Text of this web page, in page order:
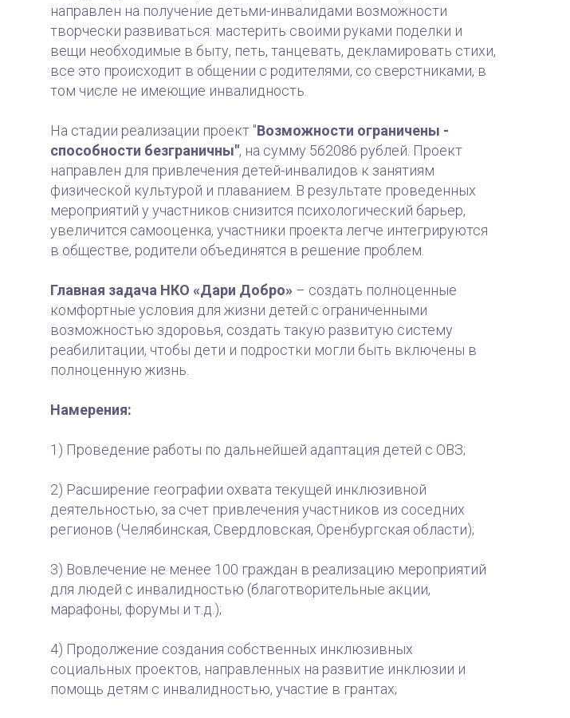
направлен на получение детьми-инвалидами возможности
творчески развиваться: мастерить своими руками поделки и
вещи необходимые в быту, петь, танцевать, декламировать стихи,
все это происходит в общении с родителями, со сверстниками, в
том числе не имеющие инвалидность.
На стадии реализации проект "Возможности ограничены -
способности безграничны", на сумму 562086 рублей. Проект
направлен для привлечения детей-инвалидов к занятиям
физической культурой и плаванием. В результате проведенных
мероприятий у участников снизится психологический барьер,
увеличится самооценка, участники проекта легче интегрируются
в обществе, родители объединятся в решение проблем.
Главная задача НКО «Дари Добро» – создать полноценные
комфортные условия для жизни детей с ограниченными
возможностью здоровья, создать такую развитую систему
реабилитации, чтобы дети и подростки могли быть включены в
полноценную жизнь.
Намерения:
1) Проведение работы по дальнейшей адаптация детей с ОВЗ;
2) Расширение географии охвата текущей инклюзивной
деятельностью, за счет привлечения участников из соседних
регионов (Челябинская, Свердловская, Оренбургская области);
3) Вовлечение не менее 100 граждан в реализацию мероприятий
для людей с инвалидностью (благотворительные акции,
марафоны, форумы и т.д.);
4) Продолжение создания собственных инклюзивных
социальных проектов, направленных на развитие инклюзии и
помощь детям с инвалидностью, участие в грантах;